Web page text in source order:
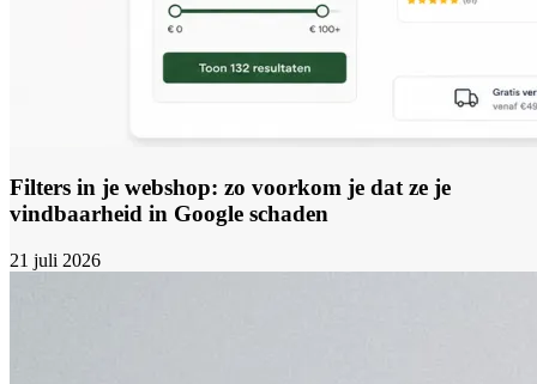
Filters in je webshop: zo voorkom je dat ze je
vindbaarheid in Google schaden
21 juli 2026